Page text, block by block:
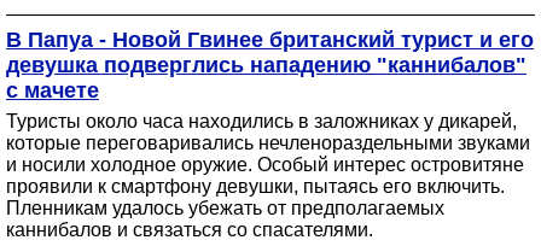
В Папуа - Новой Гвинее британский турист и его
девушка подверглись нападению "каннибалов"
с мачете
Туристы около часа находились в заложниках у дикарей,
которые переговаривались нечленораздельными звуками
и носили холодное оружие. Особый интерес островитяне
проявили к смартфону девушки, пытаясь его включить.
Пленникам удалось убежать от предполагаемых
каннибалов и связаться со спасателями.